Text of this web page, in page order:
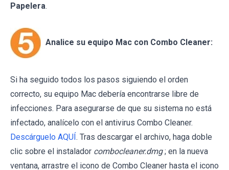
Papelera.
Analice su equipo Mac con Combo Cleaner:
Si ha seguido todos los pasos siguiendo el orden
correcto, su equipo Mac debería encontrarse libre de
infecciones. Para asegurarse de que su sistema no está
infectado, analícelo con el antivirus Combo Cleaner.
Descárguelo AQUÍ. Tras descargar el archivo, haga doble
clic sobre el instalador combocleaner.dmg ; en la nueva
ventana, arrastre el icono de Combo Cleaner hasta el icono